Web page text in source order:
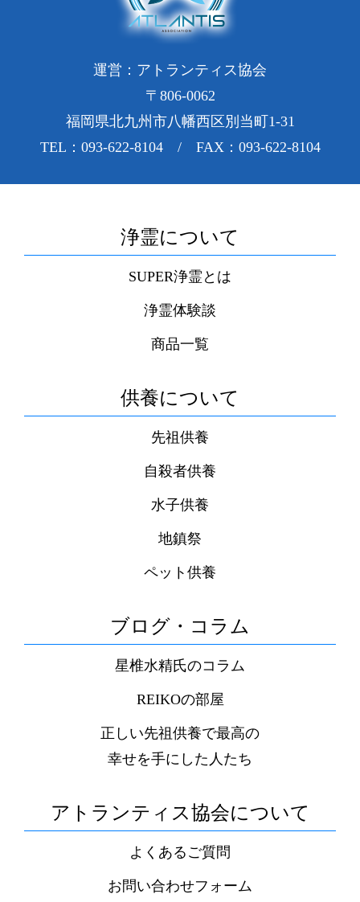
運営：アトランティス協会
〒806-0062
福岡県北九州市八幡西区別当町1-31
TEL：093-622-8104 / FAX：093-622-8104
浄霊について
SUPER浄霊とは
浄霊体験談
商品一覧
供養について
先祖供養
自殺者供養
水子供養
地鎮祭
ペット供養
ブログ・コラム
星椎水精氏のコラム
REIKOの部屋
正しい先祖供養で最高の
幸せを手にした人たち
アトランティス協会について
よくあるご質問
お問い合わせフォーム